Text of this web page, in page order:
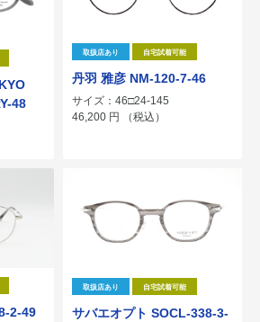
48
取扱店あり 自宅試着可能
丹羽 雅彦 NM-120-7-46
サイズ：46□24-145
46,200 円 （税込）
2-49
取扱店あり 自宅試着可能
サバエオプト SOCL-338-3-